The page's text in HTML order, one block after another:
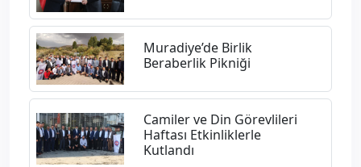
Muradiye’de Birlik
Beraberlik Pikniği
Camiler ve Din Görevlileri
Haftası Etkinliklerle
Kutlandı